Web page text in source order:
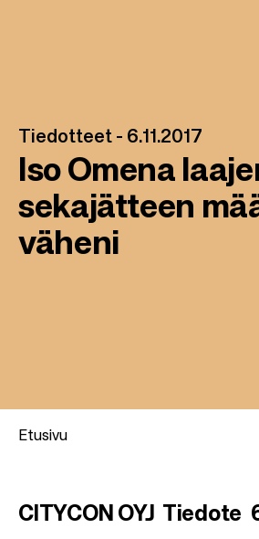
Tiedotteet - 6.11.2017
Iso Omena
sekajätteen
väheni
M
Etusivu
CITYCON OYJ Tiedote